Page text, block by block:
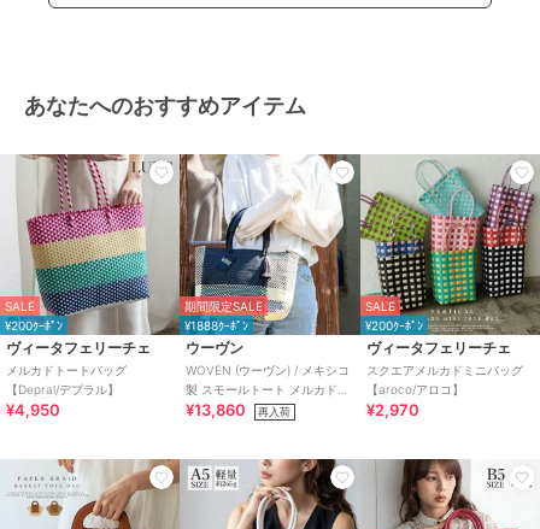
あなたへのおすすめアイテム
SALE
¥200ｸｰﾎﾟﾝ
ヴィータフェリーチェ
メルカドトートバッグ
【Depral/デプラル】
¥4,950
期間限定SALE
¥1888ｸｰﾎﾟﾝ
ウーヴン
WOVEN (ウーヴン) / メキシコ
製 スモールトート メルカドバ
ッグ かごバッグ
¥13,860 再入荷
SALE
¥200ｸｰﾎﾟﾝ
ヴィータフェリーチェ
スクエアメルカドミニバッグ
【aroco/アロコ】
¥2,970